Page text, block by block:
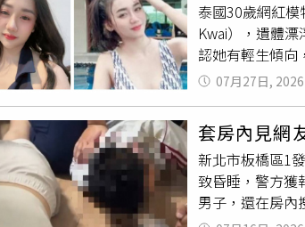
泰國30歲網紅
Kwai），遺體
認她有輕生傾向
喪命。蘇卡妮雅
導，警方調查
碧府。接送她
待某人，或尋找
浮於水面，且遺
但警方在她衣物
有可直接證明身
07月27日, 2026
套房內見網
新北市板橋區1
致昏睡，警方獲
男子，還在房內